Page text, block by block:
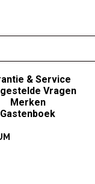
& Service
Vragen
Merken
Gastenboek